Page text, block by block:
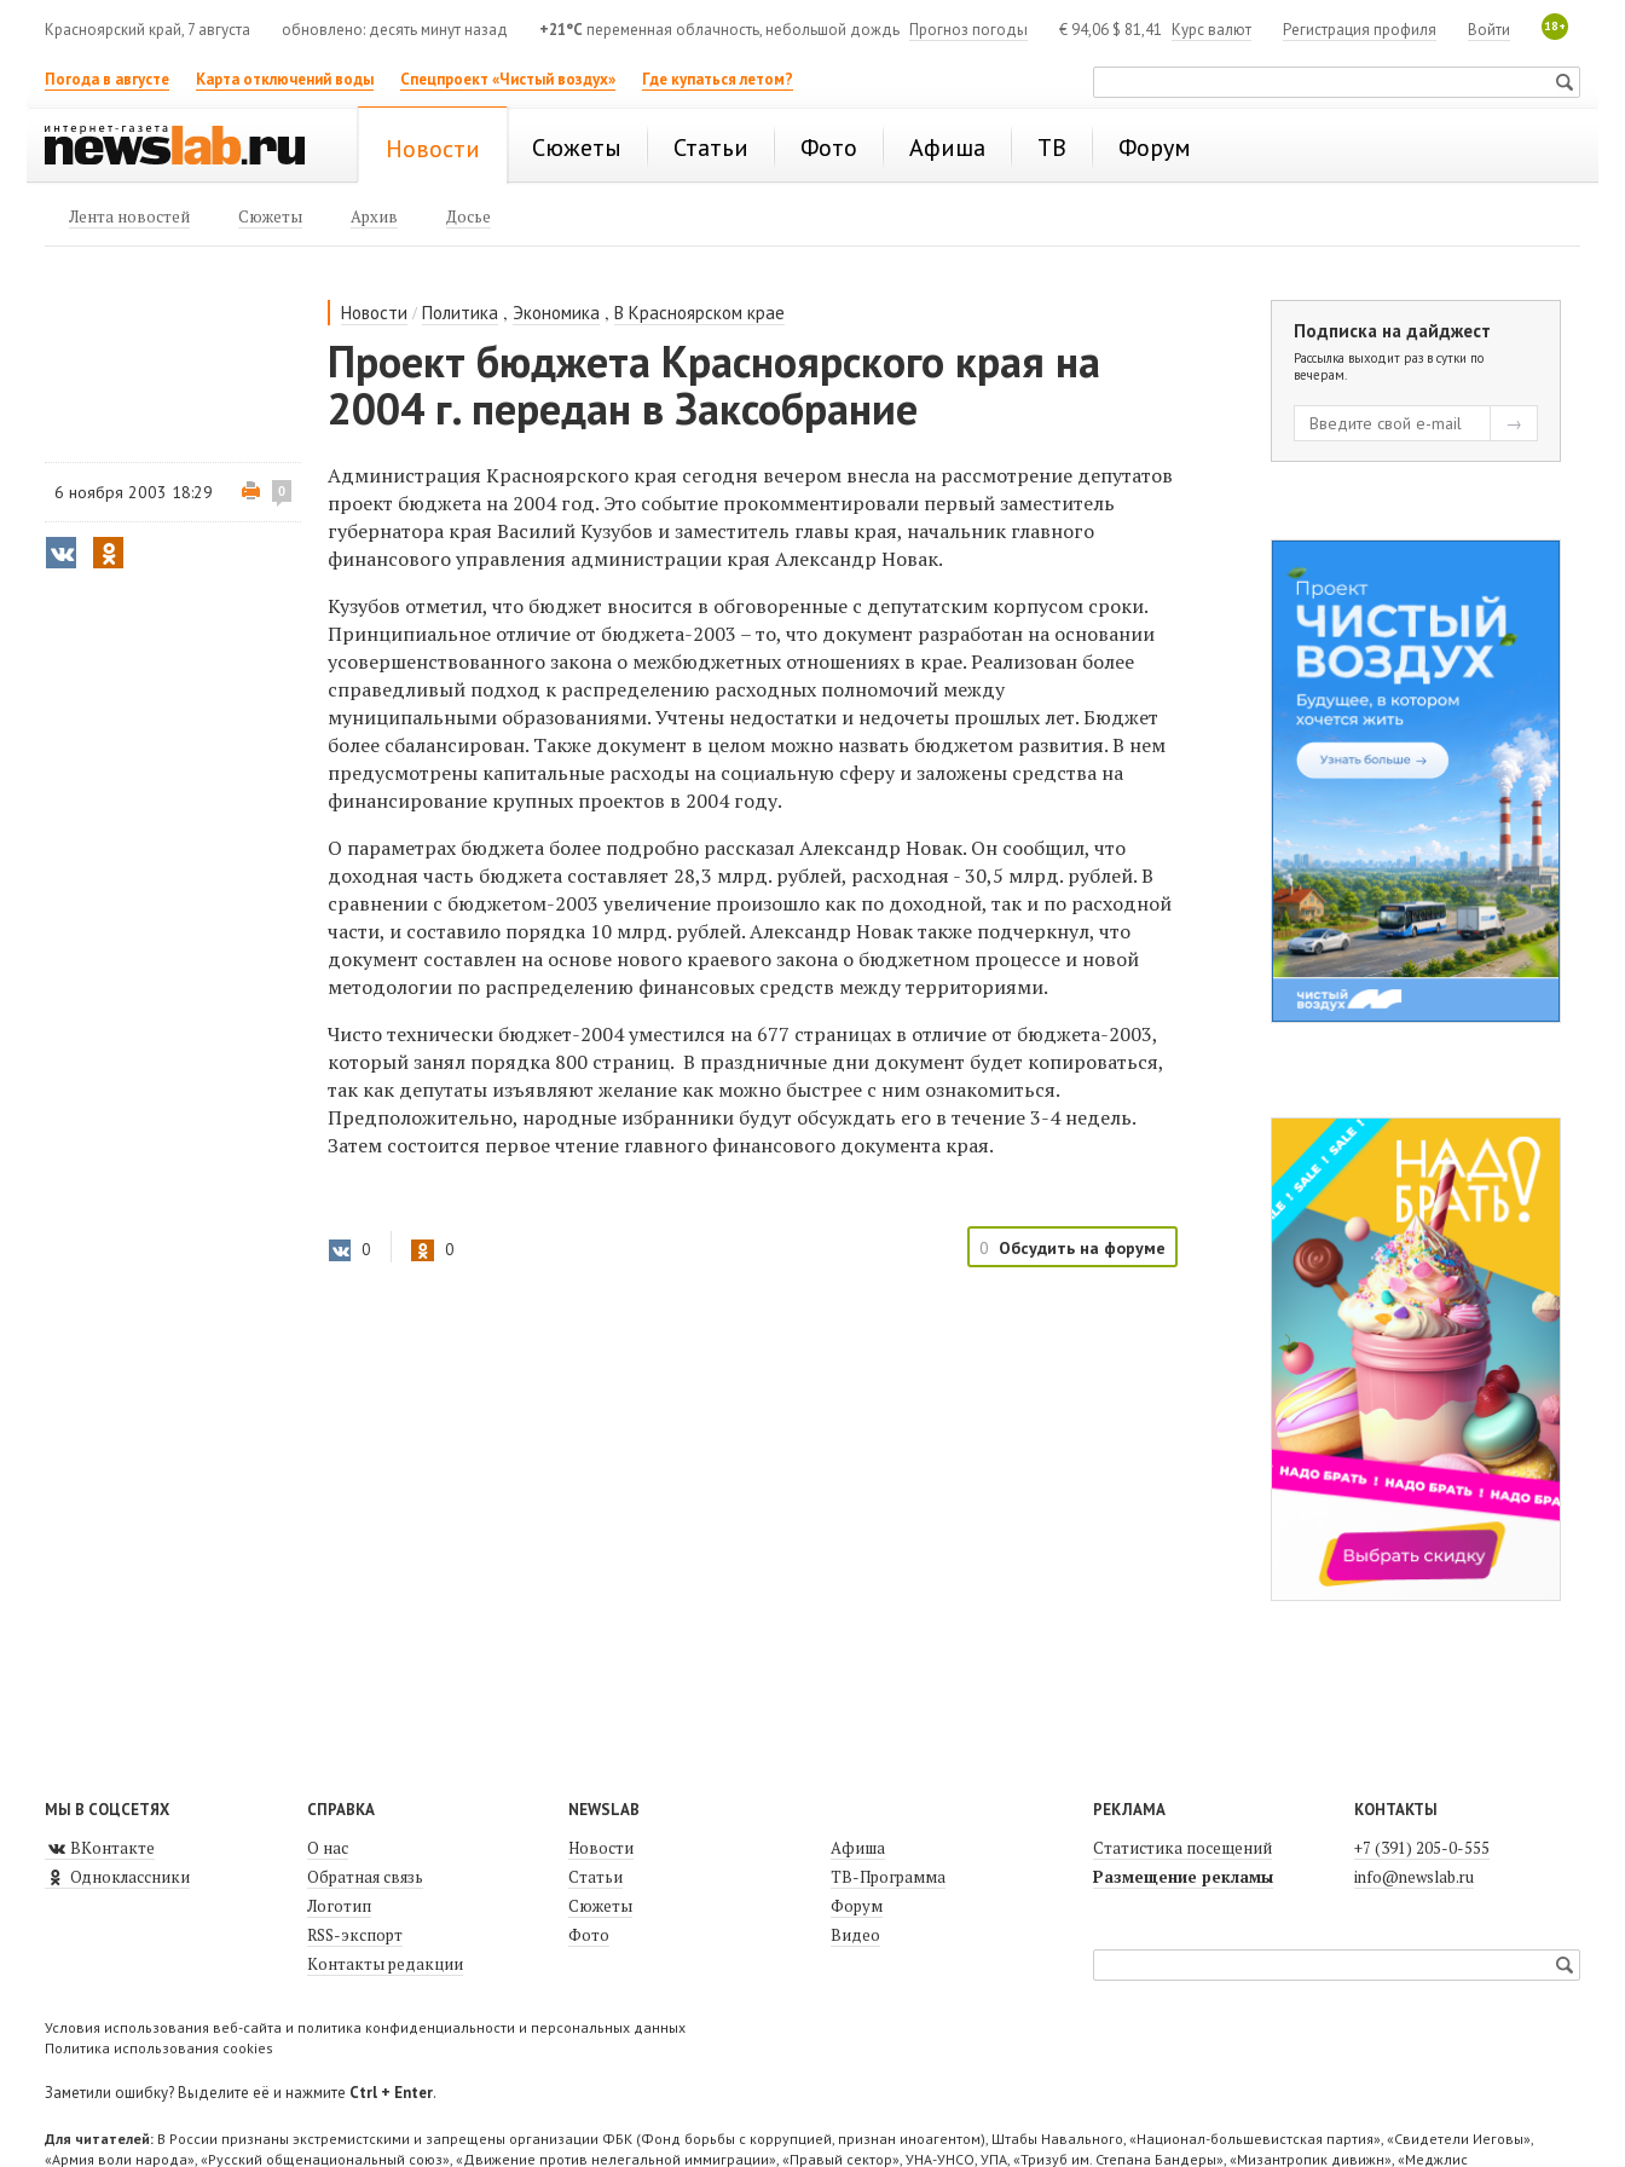
Красноярский край, 7 августа обновлено: десять минут назад +21°C переменная облачность, небольшой дождь Прогноз погоды € 94,06 $ 81,41 Курс валют 18+
Войти
Регистрация профиля
Погода в августе Карта отключений воды Спецпроект «Чистый воздух» Где купаться летом?
Новости Сюжеты Статьи Фото Афиша ТВ Форум
Лента новостей Сюжеты Архив Досье
Новости /Политика , Экономика ,В Красноярском крае
Проект бюджета Красноярского края на
2004 г. передан в Заксобрание
6 ноября 2003 18:29 0
Администрация Красноярского края сегодня вечером внесла на рассмотрение депутатов
проект бюджета на 2004 год. Это событие прокомментировали первый заместитель
губернатора края Василий Кузубов и заместитель главы края, начальник главного
финансового управления администрации края Александр Новак.
Кузубов отметил, что бюджет вносится в обговоренные с депутатским корпусом сроки.
Принципиальное отличие от бюджета-2003 – то, что документ разработан на основании
усовершенствованного закона о межбюджетных отношениях в крае. Реализован более
справедливый подход к распределению расходных полномочий между
муниципальными образованиями. Учтены недостатки и недочеты прошлых лет. Бюджет
более сбалансирован. Также документ в целом можно назвать бюджетом развития. В нем
предусмотрены капитальные расходы на социальную сферу и заложены средства на
финансирование крупных проектов в 2004 году.
О параметрах бюджета более подробно рассказал Александр Новак. Он сообщил, что
доходная часть бюджета составляет 28,3 млрд. рублей, расходная - 30,5 млрд. рублей. В
сравнении с бюджетом-2003 увеличение произошло как по доходной, так и по расходной
части, и составило порядка 10 млрд. рублей. Александр Новак также подчеркнул, что
документ составлен на основе нового краевого закона о бюджетном процессе и новой
методологии по распределению финансовых средств между территориями.
Чисто технически бюджет-2004 уместился на 677 страницах в отличие от бюджета-2003,
который занял порядка 800 страниц. В праздничные дни документ будет копироваться,
так как депутаты изъявляют желание как можно быстрее с ним ознакомиться.
Предположительно, народные избранники будут обсуждать его в течение 3-4 недель.
Затем состоится первое чтение главного финансового документа края.
0 0 0 Обсудить на форуме
Подписка на дайджест
Рассылка выходит раз в сутки по
вечерам.
МЫ В СОЦСЕТЯХ
ВКонтакте
Одноклассники
СПРАВКА
О нас
Обратная связь
Логотип
RSS-экспорт
Контакты редакции
NEWSLAB
Новости
Статьи
Сюжеты
Фото
Афиша
ТВ-Программа
Форум
Видео
РЕКЛАМА
Статистика посещений
Размещение рекламы
КОНТАКТЫ
+7 (391) 205-0-555
info@newslab.ru
Условия использования веб-сайта и политика конфиденциальности и персональных данных
Политика использования cookies
Заметили ошибку? Выделите её и нажмите Ctrl + Enter.
Для читателей: В России признаны экстремистскими и запрещены организации ФБК (Фонд борьбы с коррупцией, признан иноагентом), Штабы Навального, «Национал-большевистская партия», «Свидетели Иеговы»,
«Армия воли народа», «Русский общенациональный союз», «Движение против нелегальной иммиграции», «Правый сектор», УНА-УНСО, УПА, «Тризуб им. Степана Бандеры», «Мизантропик дивижн», «Меджлис